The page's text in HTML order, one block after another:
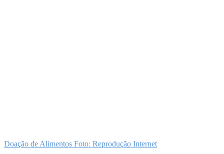
Doação de Alimentos Foto: Reprodução Internet